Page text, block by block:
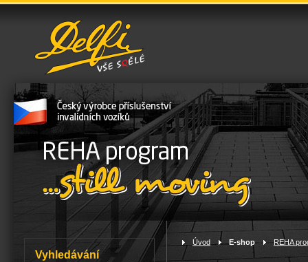
Úvod > E-shop> REHA
Vyhledávání